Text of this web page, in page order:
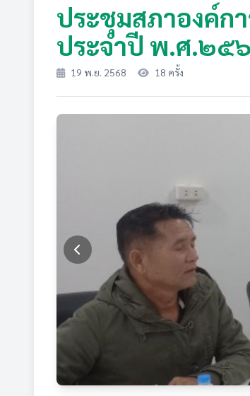
ประชุมสภาองค์ก
ประจำปี พ.ศ.๒๕
19 พ.ย. 2568 18 ครั้ง